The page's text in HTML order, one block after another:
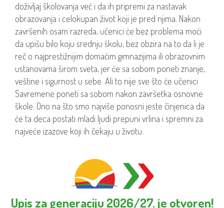
doživljaj školovanja već i da ih pripremi za nastavak
obrazovanja i celokupan život koji je pred njima. Nakon
završenih osam razreda, učenici će bez problema moći
da upišu bilo koju srednju školu, bez obzira na to da li je
reč o najprestižnijim domaćim gimnazijima ili obrazovnim
ustanovama širom sveta, jer će sa sobom poneti znanje,
veštine i sigurnost u sebe. Ali to nije sve što će učenici
Savremene poneti sa sobom nakon završetka osnovne
škole. Ono na što smo najviše ponosni jeste činjenica da
će ta deca postati mladi ljudi prepuni vrlina i spremni za
najveće izazove koji ih čekaju u životu.
Upis za generaciju 2026/27. je otvoren!